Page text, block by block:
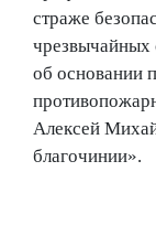
страже
чрезвычайных
об основании
Алексей
благочинии».